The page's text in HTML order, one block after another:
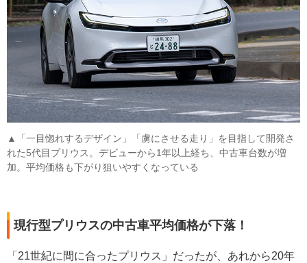
▲「一目惚れするデザイン」「虜にさせる走り」を目指して開発さ
れた5代目プリウス。デビューから1年以上経ち、中古車台数が増
加。平均価格も下がり狙いやすくなっている
現行型プリウスの中古車平均価格が下落！
「21世紀に間に合ったプリウス」だったが、あれから20年